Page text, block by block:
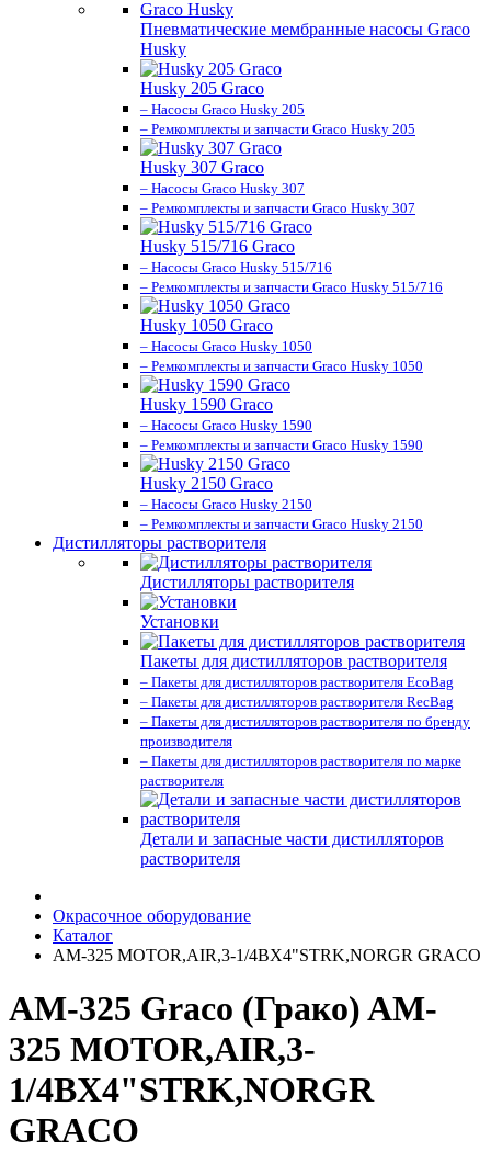
Пневматические мембранные насосы Graco
Husky
Husky 205 Graco
– Насосы Graco Husky 205
– Ремкомплекты и запчасти Graco Husky 205
Husky 307 Graco
– Насосы Graco Husky 307
– Ремкомплекты и запчасти Graco Husky 307
Husky 515/716 Graco
– Насосы Graco Husky 515/716
– Ремкомплекты и запчасти Graco Husky 515/716
Husky 1050 Graco
– Насосы Graco Husky 1050
– Ремкомплекты и запчасти Graco Husky 1050
Husky 1590 Graco
– Насосы Graco Husky 1590
– Ремкомплекты и запчасти Graco Husky 1590
Husky 2150 Graco
– Насосы Graco Husky 2150
– Ремкомплекты и запчасти Graco Husky 2150
Дистилляторы растворителя
Дистилляторы растворителя
Установки
Пакеты для дистилляторов растворителя
– Пакеты для дистилляторов растворителя EcoBag
– Пакеты для дистилляторов растворителя RecBag
– Пакеты для дистилляторов растворителя по бренду
производителя
– Пакеты для дистилляторов растворителя по марке
растворителя
Детали и запасные части дистилляторов
растворителя
Окрасочное оборудование
Каталог
AM-325 MOTOR,AIR,3-1/4BX4"STRK,NORGR GRACO
AM-325 Graco (Грако) AM-
325 MOTOR,AIR,3-
1/4BX4"STRK,NORGR
GRACO